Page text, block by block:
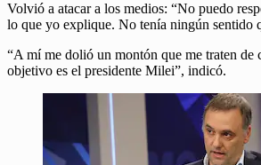
Volvió a atacar a los medios: “No puedo
lo que yo explique. No tenía ningún sentido
“A mí me dolió un montón que me traten
objetivo es el presidente Milei”, indicó.